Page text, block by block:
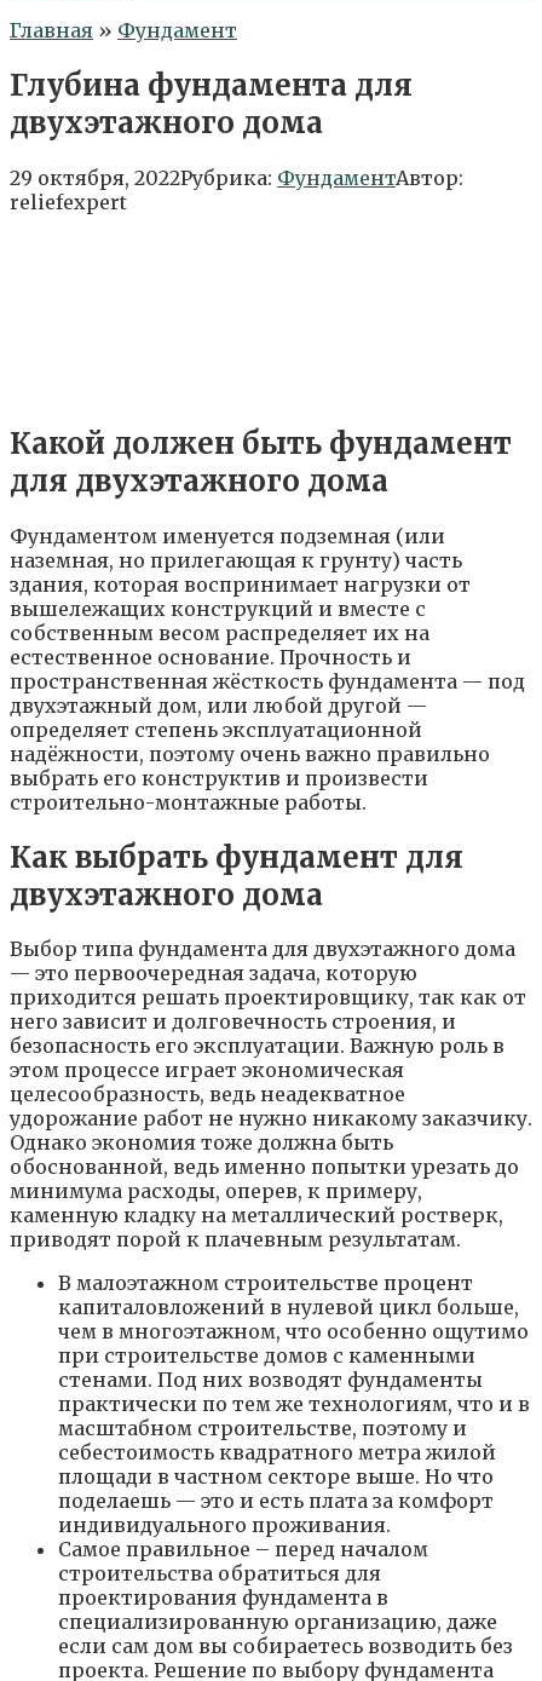
Главная » Фундамент
Глубина фундамента для
двухэтажного дома
29 октября, 2022Рубрика: ФундаментАвтор:
reliefexpert
Какой должен быть фундамент
для двухэтажного дома
Фундаментом именуется подземная (или
наземная, но прилегающая к грунту) часть
здания, которая воспринимает нагрузки от
вышележащих конструкций и вместе с
собственным весом распределяет их на
естественное основание. Прочность и
пространственная жёсткость фундамента — под
двухэтажный дом, или любой другой —
определяет степень эксплуатационной
надёжности, поэтому очень важно правильно
выбрать его конструктив и произвести
строительно-монтажные работы.
Как выбрать фундамент для
двухэтажного дома
Выбор типа фундамента для двухэтажного дома
— это первоочередная задача, которую
приходится решать проектировщику, так как от
него зависит и долговечность строения, и
безопасность его эксплуатации. Важную роль в
этом процессе играет экономическая
целесообразность, ведь неадекватное
удорожание работ не нужно никакому заказчику.
Однако экономия тоже должна быть
обоснованной, ведь именно попытки урезать до
минимума расходы, оперев, к примеру,
каменную кладку на металлический ростверк,
приводят порой к плачевным результатам.
В малоэтажном строительстве процент
капиталовложений в нулевой цикл больше,
чем в многоэтажном, что особенно ощутимо
при строительстве домов с каменными
стенами. Под них возводят фундаменты
практически по тем же технологиям, что и в
масштабном строительстве, поэтому и
себестоимость квадратного метра жилой
площади в частном секторе выше. Но что
поделаешь — это и есть плата за комфорт
индивидуального проживания.
Самое правильное – перед началом
строительства обратиться для
проектирования фундамента в
специализированную организацию, даже
если сам дом вы собираетесь возводить без
проекта. Решение по выбору фундамента